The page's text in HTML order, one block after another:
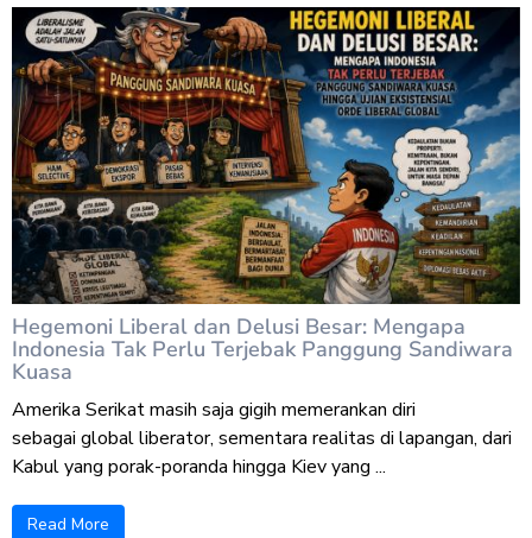
Hegemoni Liberal dan Delusi Besar: Mengapa
Indonesia Tak Perlu Terjebak Panggung Sandiwara
Kuasa
Amerika Serikat masih saja gigih memerankan diri
sebagai global liberator, sementara realitas di lapangan, dari
Kabul yang porak-poranda hingga Kiev yang ...
Read More